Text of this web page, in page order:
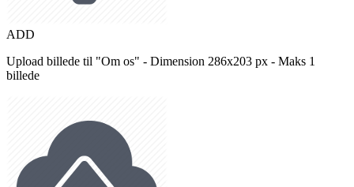
ADD
Upload billede til "Om os" - Dimension 286x203 px - Maks 1
billede